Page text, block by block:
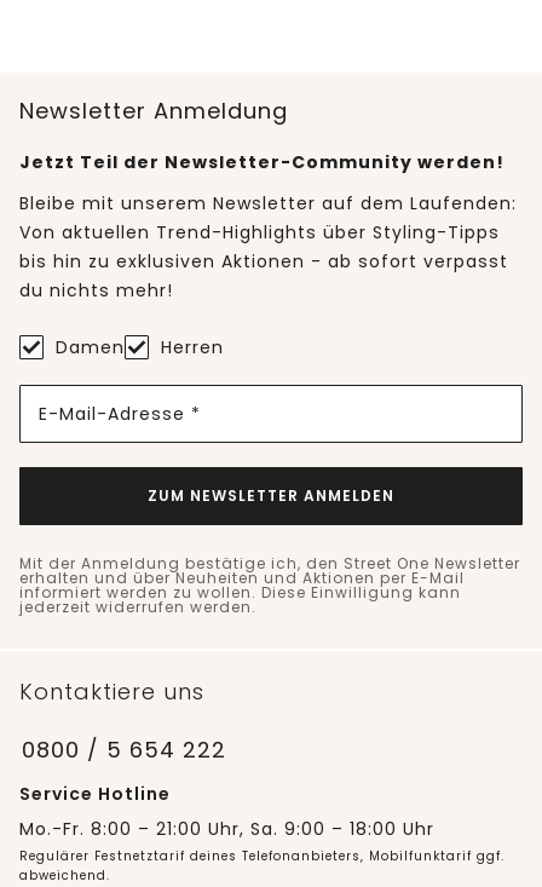
Newsletter Anmeldung
Jetzt Teil der Newsletter-Community werden!
Bleibe mit unserem Newsletter auf dem Laufenden:
Von aktuellen Trend-Highlights über Styling-Tipps
bis hin zu exklusiven Aktionen - ab sofort verpasst
du nichts mehr!
Damen Herren
E-Mail-Adresse *
ZUM NEWSLETTER ANMELDEN
Mit der Anmeldung bestätige ich, den Street One Newsletter
erhalten und über Neuheiten und Aktionen per E-Mail
informiert werden zu wollen. Diese Einwilligung kann
jederzeit widerrufen werden.
Kontaktiere uns
0800 / 5 654 222
Service Hotline
Mo.-Fr. 8:00 – 21:00 Uhr, Sa. 9:00 – 18:00 Uhr
Regulärer Festnetztarif deines Telefonanbieters, Mobilfunktarif ggf.
abweichend.